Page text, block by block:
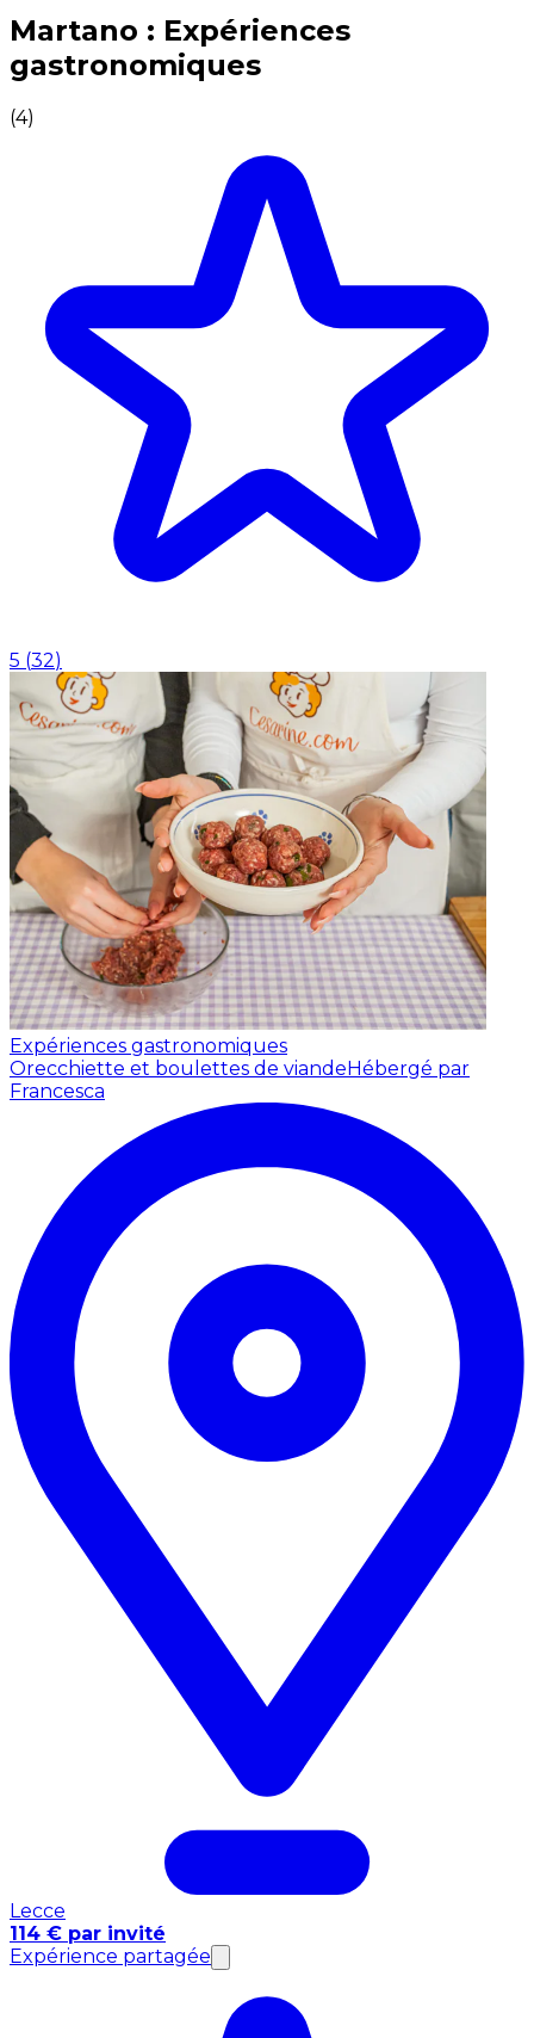
Expériences culinaires inoubliables : Expériences
Martano : Expériences
gastronomiques
(4)
5 (32)
Expériences gastronomiques
Orecchiette et boulettes de viandeHébergé par
Francesca
Lecce
114 € par invité
Expérience partagée